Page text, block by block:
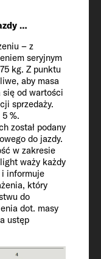
…
– z
seryjnym
kg. Z punktu
aby masa
się od wartości
sprzedaży.
%.
został podany
do jazdy.
w zakresie
waży każdy
informuje
który
do
dot. masy
ustęp
(z